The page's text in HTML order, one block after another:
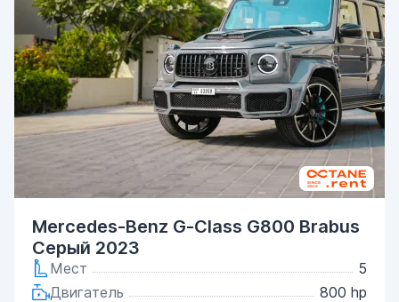
Mercedes-Benz G-Class G800 Brabus
Серый 2023
Мест
5
Двигатель
800 hp